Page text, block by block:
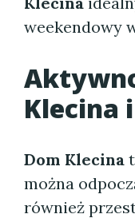
weekendowy
Klecina
Dom Klecina
można
również